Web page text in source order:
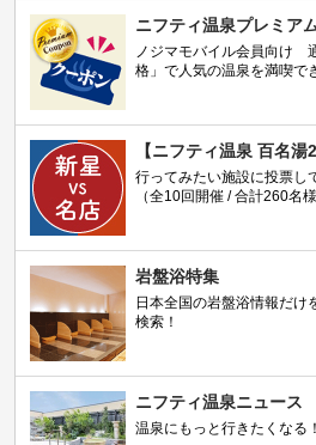
ニフティ温泉プレミア
ノジマモバイル会員向け
格」で人気の温泉を満喫で
【ニフティ温泉 百名湯
行ってみたい施設に投票し
（全10回開催 / 合計260名様
岩盤浴特集
日本全国の岩盤浴情報だけ
検索！
ニフティ温泉ニュース
温泉にもっと行きたくなる